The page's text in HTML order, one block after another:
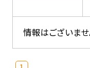
情報はございま